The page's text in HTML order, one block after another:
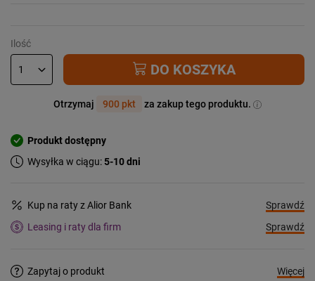
Ilość
DO KOSZYKA
Otrzymaj 900 pkt za zakup tego produktu.
Produkt dostępny
Wysyłka w ciągu:5-10 dni
Kup na raty z Alior Bank
Sprawdź
Leasing i raty dla firm
Sprawdź
Zapytaj o produkt
Więcej